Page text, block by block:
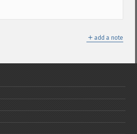
＋ add a note